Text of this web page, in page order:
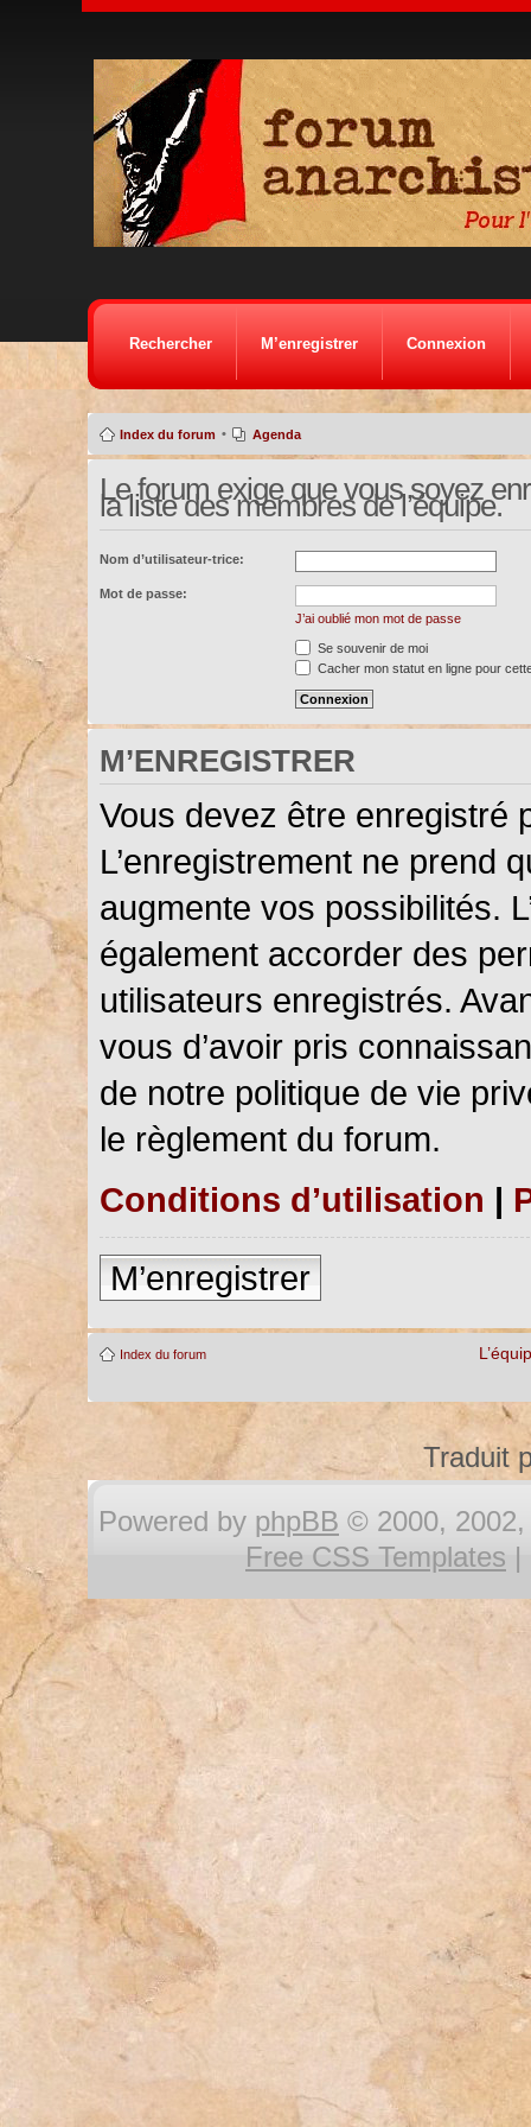
Rechercher M’enregistrer Connexion
Index du forum • Agenda
Le forum exige que vous soyez
la liste des membres de l’équipe.
Nom d’utilisateur-trice:
Mot de passe:
J’ai oublié mon mot de passe
Se souvenir de moi
Cacher mon statut en ligne pour
M’ENREGISTRER
Vous devez être enregistré
L’enregistrement ne prend
augmente vos possibilités.
également accorder des
utilisateurs enregistrés.
vous d’avoir pris
de notre politique de vie
le règlement du forum.
Conditions d’utilisation |
M’enregistrer
Index du forum
Traduit
Powered by phpBB © 2000, 2002,
Free CSS Templates |